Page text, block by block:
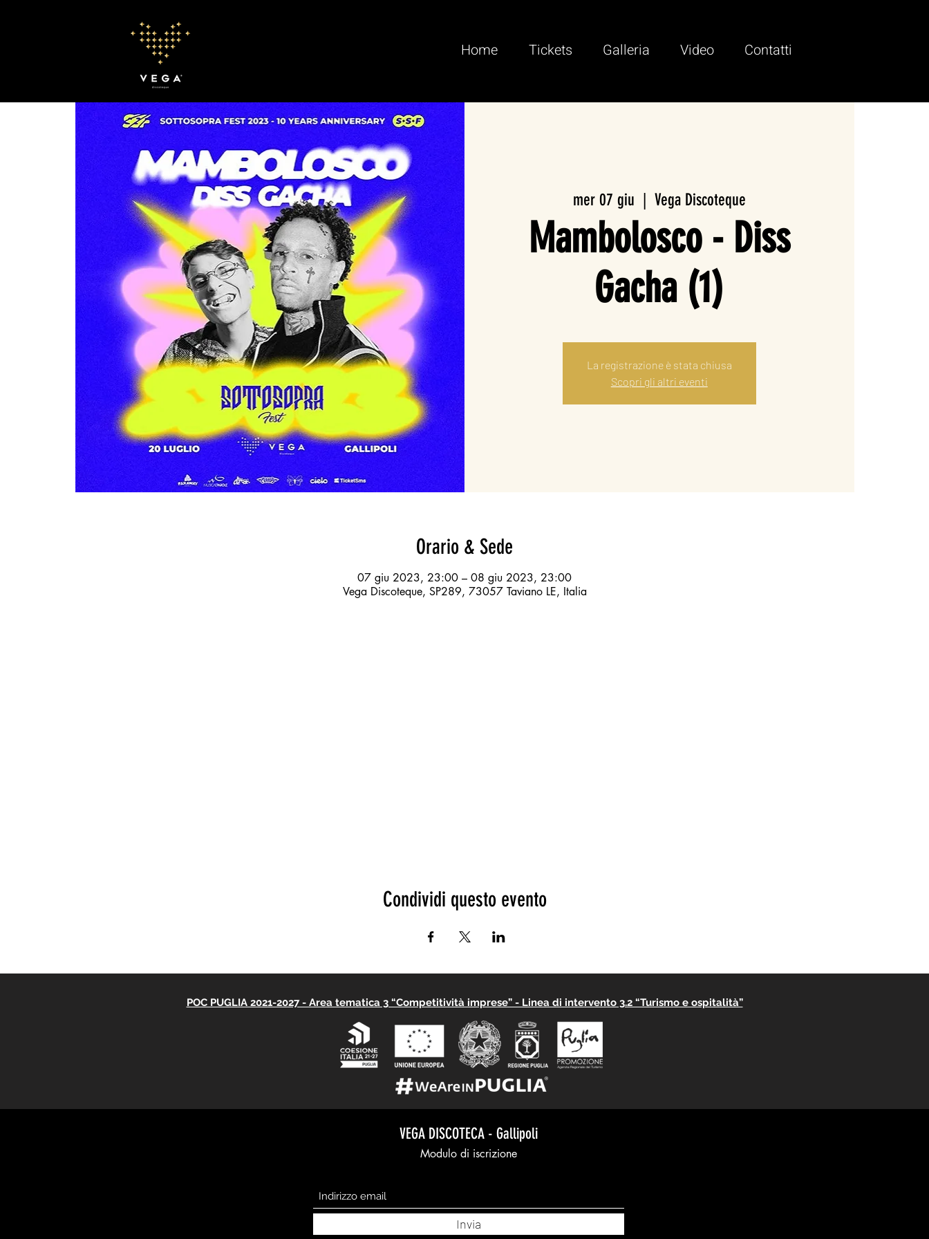
Home Tickets Galleria Video Contatti
mer 07 giu Vega Discoteque
Mambolosco - Diss
Gacha (1)
La registrazione è stata chiusa
Scopri gli altri eventi
Orario & Sede
07 giu 2023, 23:00 – 08 giu 2023, 23:00
Vega Discoteque, SP289, 73057 Taviano LE, Italia
Condividi questo evento
POC PUGLIA 2021-2027 - Area tematica 3 “Competitività imprese” - Linea di intervento 3.2 “Turismo e ospitalità”
VEGA DISCOTECA - Gallipoli
Modulo di iscrizione
Invia